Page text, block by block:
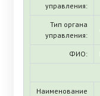
управления:
Тип органа
управления:
ФИО:
Наименование